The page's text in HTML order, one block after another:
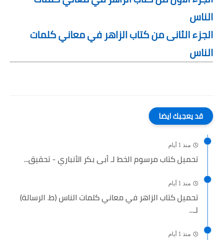
الناس
الجزء الثانى من كتاب الزاهر في معاني كلمات
الناس
قد يعجبك ايضا
منذ 1 أيام
تحميل كتاب مرسوم الخط لـ أبى بكر الأنباري - تحقيق...
منذ 1 أيام
تحميل كتاب الزاهر في معاني كلمات الناس (ط. الرسالة)
لـ...
منذ 1 أيام